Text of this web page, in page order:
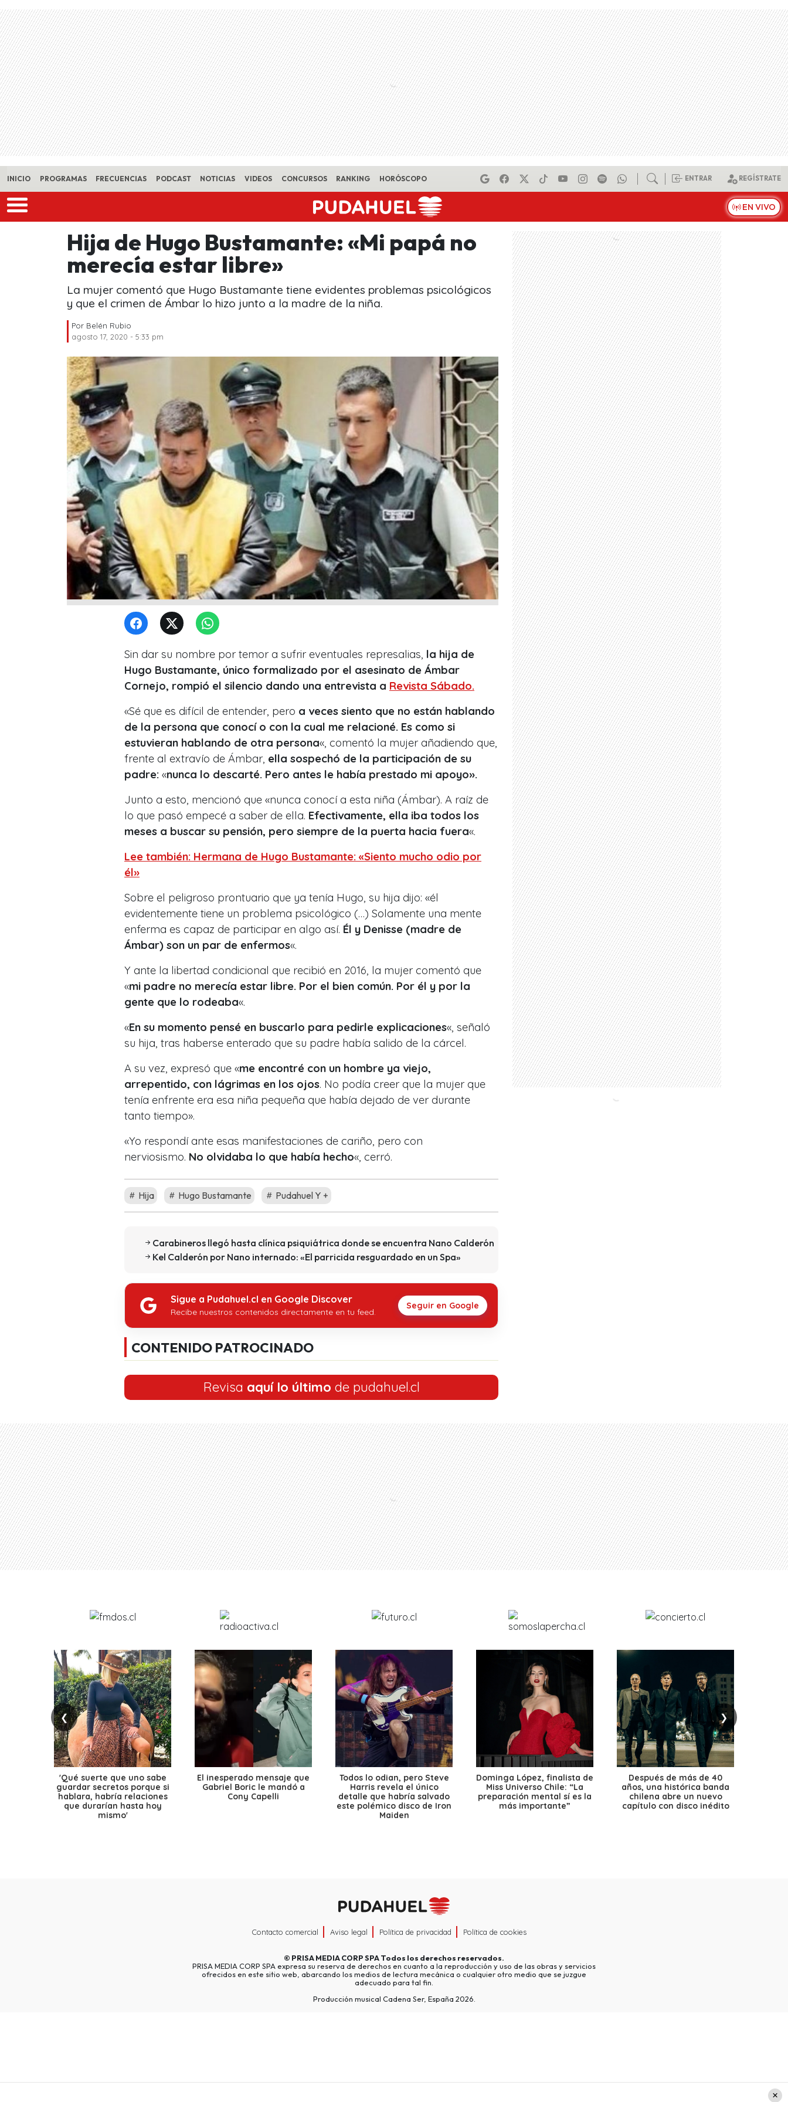
Skip to main content
INICIO PROGRAMAS FRECUENCIAS PODCAST NOTICIAS VIDEOS CONCURSOS RANKING HORÓSCOPO ENTRAR REGÍSTRATE
EN VIVO
Hija de Hugo Bustamante: «Mi papá no
merecía estar libre»
La mujer comentó que Hugo Bustamante tiene evidentes problemas psicológicos
y que el crimen de Ámbar lo hizo junto a la madre de la niña.
Por Belén Rubio
agosto 17, 2020 - 5:33 pm
Sin dar su nombre por temor a sufrir eventuales represalias, la hija de
Hugo Bustamante, único formalizado por el asesinato de Ámbar
Cornejo, rompió el silencio dando una entrevista a Revista Sábado.
«Sé que es difícil de entender, pero a veces siento que no están hablando
de la persona que conocí o con la cual me relacioné. Es como si
estuvieran hablando de otra persona«, comentó la mujer añadiendo que,
frente al extravío de Ámbar, ella sospechó de la participación de su
padre: «nunca lo descarté. Pero antes le había prestado mi apoyo».
Junto a esto, mencionó que «nunca conocí a esta niña (Ámbar). A raíz de
lo que pasó empecé a saber de ella. Efectivamente, ella iba todos los
meses a buscar su pensión, pero siempre de la puerta hacia fuera«.
Lee también: Hermana de Hugo Bustamante: «Siento mucho odio por
él»
Sobre el peligroso prontuario que ya tenía Hugo, su hija dijo: «él
evidentemente tiene un problema psicológico (…) Solamente una mente
enferma es capaz de participar en algo así. Él y Denisse (madre de
Ámbar) son un par de enfermos«.
Y ante la libertad condicional que recibió en 2016, la mujer comentó que
«mi padre no merecía estar libre. Por el bien común. Por él y por la
gente que lo rodeaba«.
«En su momento pensé en buscarlo para pedirle explicaciones«, señaló
su hija, tras haberse enterado que su padre había salido de la cárcel.
A su vez, expresó que «me encontré con un hombre ya viejo,
arrepentido, con lágrimas en los ojos. No podía creer que la mujer que
tenía enfrente era esa niña pequeña que había dejado de ver durante
tanto tiempo».
«Yo respondí ante esas manifestaciones de cariño, pero con
nerviosismo. No olvidaba lo que había hecho«, cerró.
Hija Hugo Bustamante Pudahuel Y +
Carabineros llegó hasta clínica psiquiátrica donde se encuentra Nano Calderón
Kel Calderón por Nano internado: «El parricida resguardado en un Spa»
Sigue a Pudahuel.cl en Google Discover
Recibe nuestros contenidos directamente en tu feed.
Seguir en Google
CONTENIDO PATROCINADO
Revisa aquí lo último de pudahuel.cl
❮ ❯
'Qué suerte que uno sabe
guardar secretos porque si
hablara, habría relaciones
que durarían hasta hoy
mismo'
El inesperado mensaje que
Gabriel Boric le mandó a
Cony Capelli
Todos lo odian, pero Steve
Harris revela el único
detalle que habría salvado
este polémico disco de Iron
Maiden
Dominga López, finalista de
Miss Universo Chile: “La
preparación mental sí es la
más importante”
Después de más de 40
años, una histórica banda
chilena abre un nuevo
capítulo con disco inédito
Contacto comercial Aviso legal Política de privacidad Política de cookies
© PRISA MEDIA CORP SPATodos los derechos reservados.
PRISA MEDIA CORP SPA expresa su reserva de derechos en cuanto a la reproducción y uso de las obras y servicios
ofrecidos en este sitio web, abarcando los medios de lectura mecánica o cualquier otro medio que se juzgue
adecuado para tal fin.
Producción musical Cadena Ser, España 2026.